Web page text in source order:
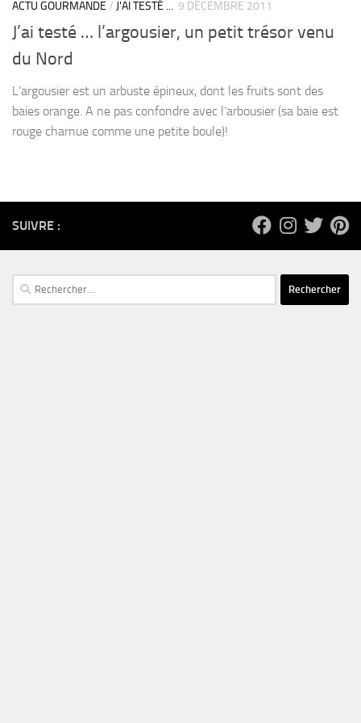
ACTU GOURMANDE / J'AI TESTÉ ... 9 DÉCEMBRE 2011
J’ai testé … l’argousier, un petit trésor venu
du Nord
L’argousier est un arbuste épineux, dont les fruits sont des
baies orange. A ne pas confondre avec l’arbousier (sa baie est
rouge charnue comme une petite boule)!
SUIVRE :
Rechercher :